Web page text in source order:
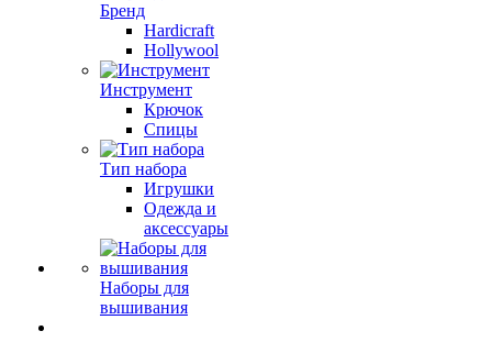
Бренд
Hardicraft
Hollywool
Инструмент
Крючок
Спицы
Тип набора
Игрушки
Одежда и
аксессуары
Наборы для
вышивания